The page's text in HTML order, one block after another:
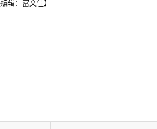
编辑：富文佳】